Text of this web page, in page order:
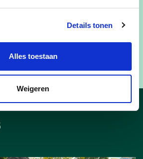
Details tonen
Alles toestaan
Weigeren
kijken. Maar één ding is zeker:
nooit stilstaan, behalve
zelf.